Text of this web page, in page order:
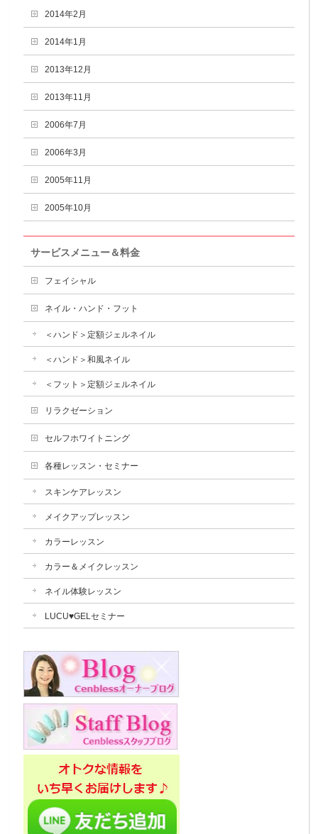
2014年2月
2014年1月
2013年12月
2013年11月
2006年7月
2006年3月
2005年11月
2005年10月
サービスメニュー＆料金
フェイシャル
ネイル・ハンド・フット
＜ハンド＞定額ジェルネイル
＜ハンド＞和風ネイル
＜フット＞定額ジェルネイル
リラクゼーション
セルフホワイトニング
各種レッスン・セミナー
スキンケアレッスン
メイクアップレッスン
カラーレッスン
カラー＆メイクレッスン
ネイル体験レッスン
LUCU♥GELセミナー